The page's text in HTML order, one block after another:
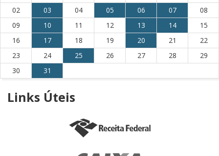
02
03 04 05 06 07
08
09
10 11 12 13 14
15
16
17 18 19 20 21
22
23
24 25 26 27 28
29
30
31
Links Úteis